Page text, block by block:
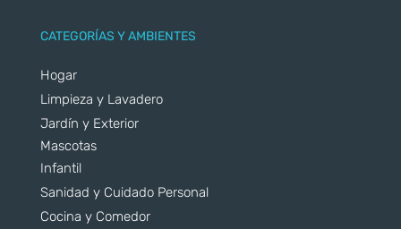
CATEGORÍAS Y AMBIENTES
Hogar
Limpieza y Lavadero
Jardín y Exterior
Mascotas
Infantil
Sanidad y Cuidado Personal
Cocina y Comedor